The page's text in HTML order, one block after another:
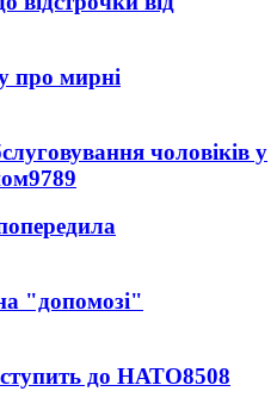
про мирні
чоловіків у
9789
"допомозі"
до НАТО8508